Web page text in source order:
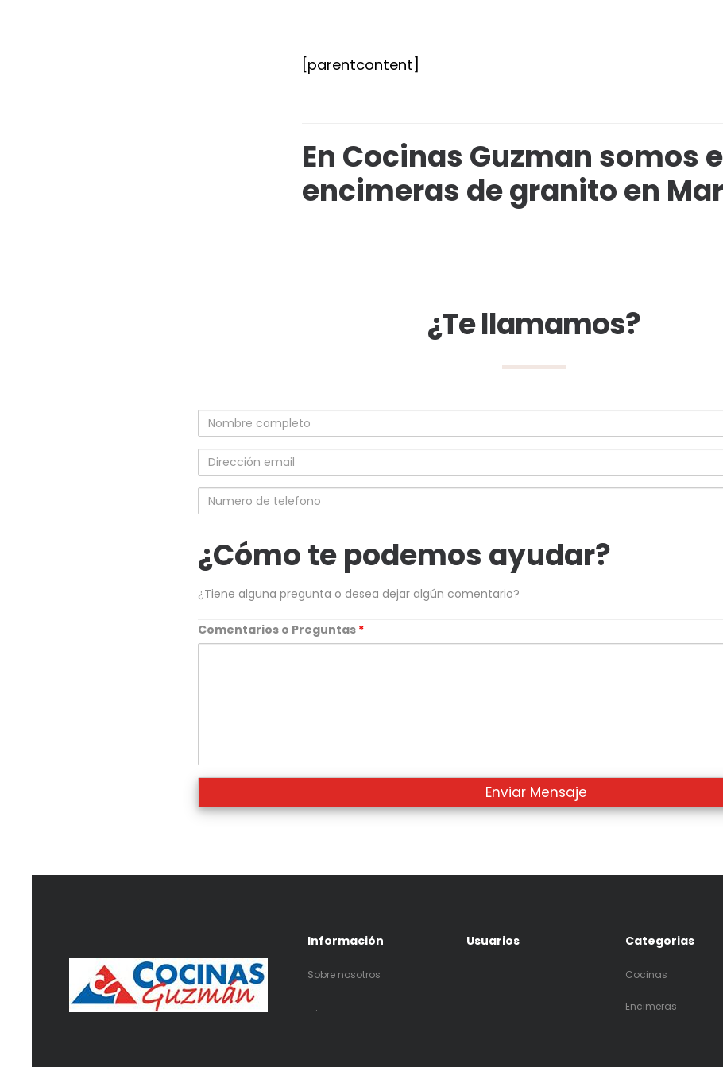
[parentcontent]
En Cocinas Guzman somos
encimeras de granito en
¿Te llamamos?
Nombre
completo
Dirección
email
Numero
de
¿Cómo te podemos ayudar?
¿Tiene alguna pregunta o desea dejar algún comentario?
Comentarios o Preguntas *
Información
Sobre nosotros
.
Usuarios Categorias
Cocinas
Encimeras